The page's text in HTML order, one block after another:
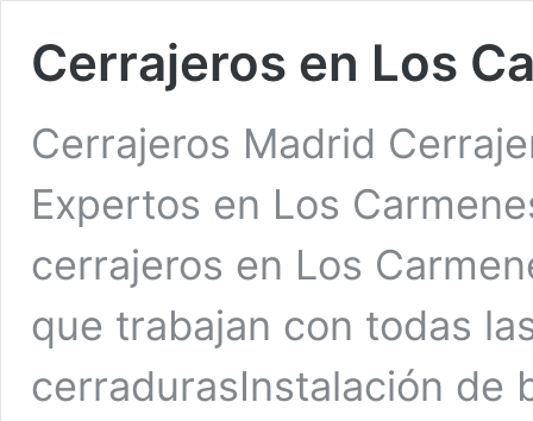
Cerrajeros en Los
Cerrajeros Madrid
Expertos en Los
cerrajeros en Los
que trabajan con todas
cerradurasInstalación de